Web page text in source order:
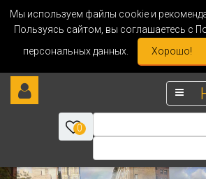
Мы используем файлы cookie и
Пользуясь сайтом, вы соглашаетесь с
персональных данных.
Хорошо!
0